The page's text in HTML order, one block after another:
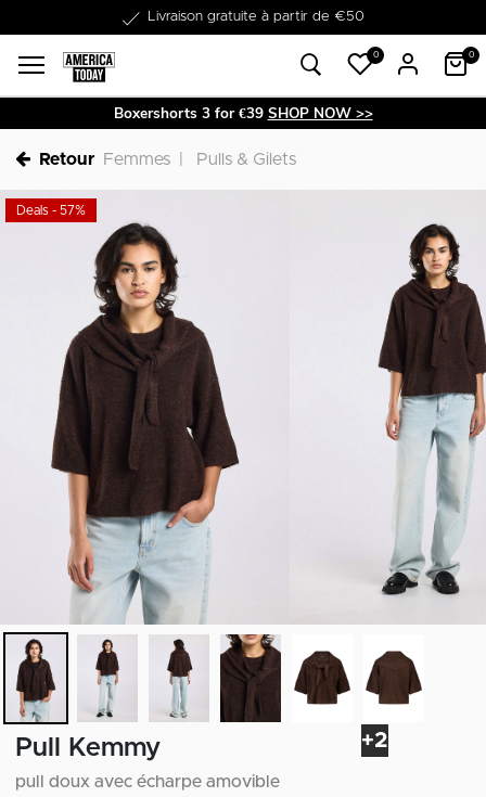
Dans les 1-3 jours livrable
0 0
Boxershorts 3 for €39 SHOP NOW >>
Retour Femmes Pulls & Gilets
+2
Deals - 57%
Pull Kemmy
pull doux avec écharpe amovible